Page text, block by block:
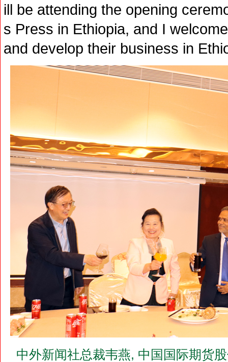
ill be attending the opening
s Press in Ethiopia, and I
and develop their business in
中外新闻社总裁韦燕, 中国国际期货